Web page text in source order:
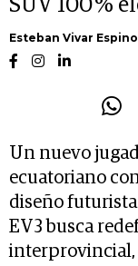
SUV 100 %
Esteban Vivar
Un nuevo
ecuatoriano
diseño
EV3 busca
interprovincial,